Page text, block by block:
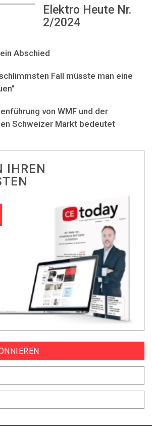
Elektro Heute Nr.
2/2024
Abschied
Fall müsste man eine
von WMF und der
Schweizer Markt bedeutet
IHREN